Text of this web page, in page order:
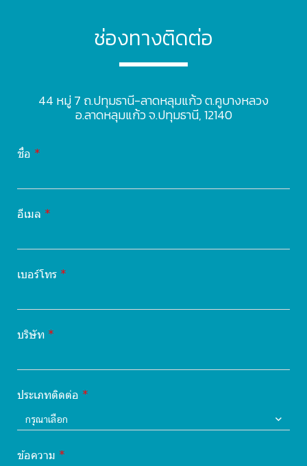
ช่องทางติดต่อ
44 หมู่ 7 ถ.ปทุมธานี-ลาดหลุมแก้ว ต.คูบางหลวง
อ.ลาดหลุมแก้ว จ.ปทุมธานี, 12140
ชื่อ
อีเมล
เบอร์โทร
บริษัท
ประเภทติดต่อ
กรุณาเลือก
ข้อความ